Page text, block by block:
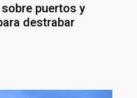
puertos y
destrabar